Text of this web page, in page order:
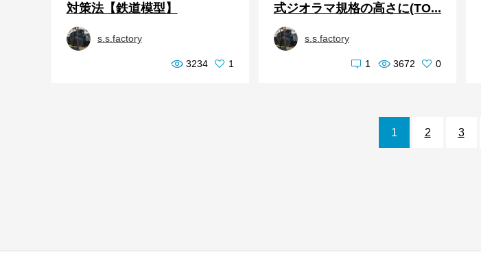
対策法【鉄道模型】
s.s.factory
3234 1
式ジオラマ規格の高さに(TO...
s.s.factory
1 3672 0
1 2 3